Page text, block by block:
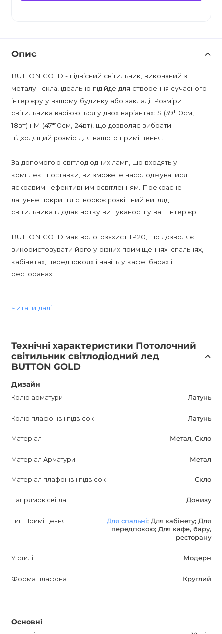
Опис
BUTTON GOLD - підвісний світильник, виконаний з
металу і скла, ідеально підійде для створення сучасного
інтер'єру у вашому будинку або закладі. Розміри
світильника варіюються у двох варіантах: S (39*10см,
18вт) і M (47*10см, 24вт), що дозволяє вибрати
підходящий розмір для вашого приміщення.
За допомогою світлодіодних ламп, що входять у
комплект поставки, ви зможете насолоджуватися
яскравим і ефективним освітленням. Прекрасне
латунне покриття створює розкішний вигляд
світильника і додає нотку вишуканості у ваш інтер'єр.
BUTTON GOLD має вологозахист IP20, що дозволяє
використовувати його у різних приміщеннях: спальнях,
кабінетах, передпокоях і навіть у кафе, барах і
ресторанах.
його тривалий термін служби. Він також має високі
BUTTON GOLD не димується і оснащений цоколем LED.
Його стильний і сучасний дизайн підкреслить
індивідуальність вашого інтер'єру, а вбудовані лампи
забезпечать достатнє освітлення на площі до 15 м.кв.
Ви можете придбати світильник BUTTON GOLD в Україні
тільки в інтернет-магазині AnzAzo. Ми пропонуємо
найкращі ціни і знижки на нашу дизайнерську продукцію.
BUTTON GOLD від AnzAzo.
Читати далі
Технічні характеристики Потолочний
світильник світлодіодний лед
BUTTON GOLD
Дизайн
Колір арматури Латунь
Колір плафонів і підвісок Латунь
Матеріал Метал, Скло
Матеріал Арматури Метал
Матеріал плафонів і підвісок Скло
Напрямок світла Донизу
Тип Приміщення Для спальні; Для кабінету; Для
передпокою; Для кафе, бару,
ресторану
У стилі Модерн
Форма плафона Круглий
Основні